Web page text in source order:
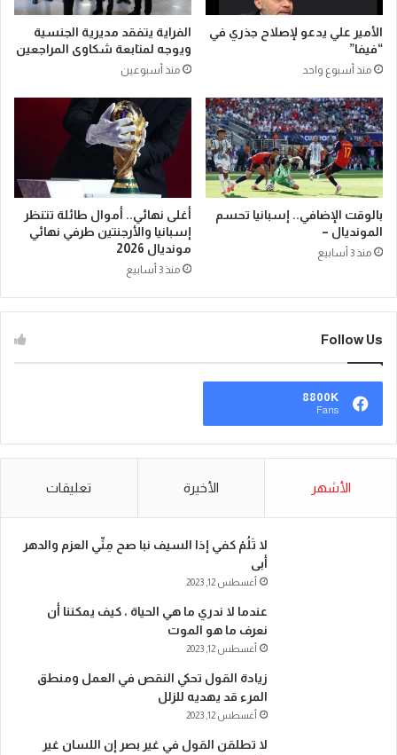
الأمير علي يدعو لإصلاح جذري في
“فيفا”
منذ أسبوع واحد
الفراية يتفقد مديرية الجنسية
ويوجه لمتابعة شكاوى المراجعين
منذ أسبوعين
بالوقت الإضافي.. إسبانيا تحسم
المونديال –
منذ 3 أسابيع
أغلى نهائي.. أموال طائلة تتنظر
إسبانيا والأرجنتين طرفي نهائي
مونديال 2026
منذ 3 أسابيع
Follow Us
8800K
Fans
الأشهر الأخيرة تعليقات
لا تَلُمْ كفي إذا السيف نبا صح مِنِّي العزم والدهر
أبى
أغسطس 12, 2023
عندما لا ندري ما هي الحياة ، كيف يمكننا أن
نعرف ما هو الموت
أغسطس 12, 2023
زيادة القول تحكي النقص في العمل ومنطق
المرء قد يهديه للزلل
أغسطس 12, 2023
لا تطلقن القول في غير بصر إن اللسان غير